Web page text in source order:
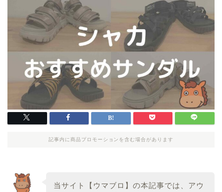
記事内に商品プロモーションを含む場合があります
当サイト【ウマブロ】の本記事では、アウ